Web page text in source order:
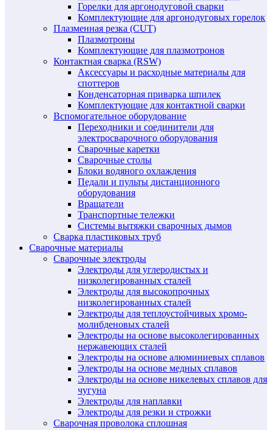
Горелки для аргонодуговой сварки
Комплектующие для аргонодуговых горелок
Плазменная резка (CUT)
Плазмотроны
Комплектующие для плазмотронов
Контактная сварка (RSW)
Аксессуары и расходные материалы для
споттеров
Конденсаторная приварка шпилек
Комплектующие для контактной сварки
Вспомогательное оборудование
Переходники и соединители для
электросварочного оборудования
Сварочные каретки
Сварочные столы
Блоки водяного охлаждения
Педали и пульты дистанционного
оборудования
Вращатели
Транспортные тележки
Системы вытяжки сварочных дымов
Сварка пластиковых труб
Сварочные материалы
Сварочные электроды
Электроды для углеродистых и
низколегированных сталей
Электроды для высокопрочных
низколегированных сталей
Электроды для теплоустойчивых хромо-
молибденовых сталей
Электроды на основе высоколегированных
нержавеющих сталей
Электроды на основе алюминиевых сплавов
Электроды на основе медных сплавов
Электроды на основе никелевых сплавов для
чугуна
Электроды для наплавки
Электроды для резки и строжки
Сварочная проволока сплошная